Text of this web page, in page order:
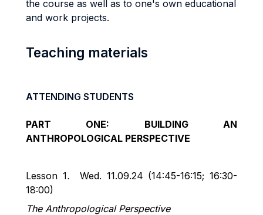
the course as well as to one's own educational
and work projects.
Teaching materials
ATTENDING STUDENTS
PART ONE: BUILDING AN
ANTHROPOLOGICAL PERSPECTIVE
Lesson 1.Wed. 11.09.24 (14:45-16:15; 16:30-
18:00)
The Anthropological Perspective